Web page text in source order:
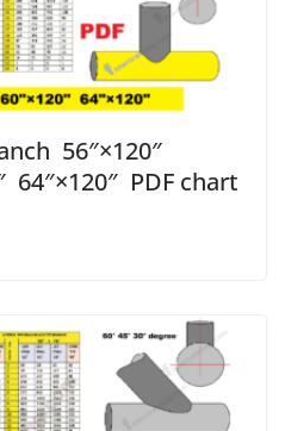
56″×120″
64″×120″ PDF chart